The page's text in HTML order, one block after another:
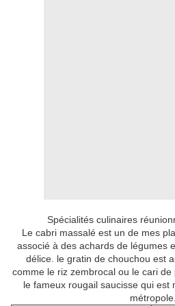
Spécialités culinaires
Le cabri massalé est un de mes
associé à des achards de légumes
délice. le gratin de chouchou est
comme le riz zembrocal ou le cari
le fameux rougail saucisse qui est
métropole.